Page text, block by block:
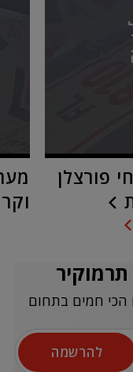
פורצלן
הכי חמים בתחום
להרשמה